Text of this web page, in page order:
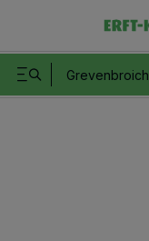
Grevenbroich